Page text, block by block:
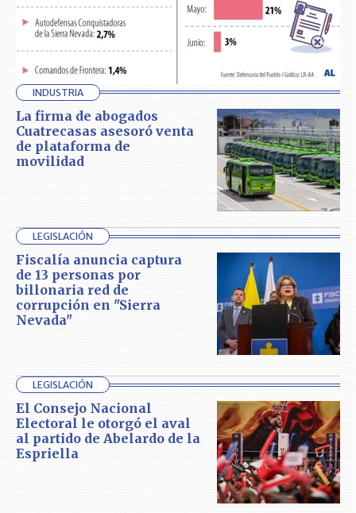
INDUSTRIA
La firma de abogados
Cuatrecasas asesoró venta
de plataforma de
movilidad
LEGISLACIÓN
Fiscalía anuncia captura
de 13 personas por
billonaria red de
corrupción en "Sierra
Nevada"
LEGISLACIÓN
El Consejo Nacional
Electoral le otorgó el aval
al partido de Abelardo de la
Espriella